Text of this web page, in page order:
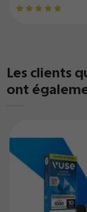
Les clients
ont